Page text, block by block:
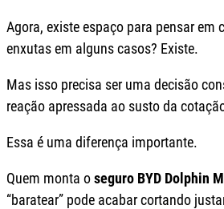
Agora, existe espaço para pensar em
enxutas em alguns casos? Existe.
Mas isso precisa ser uma decisão
reação apressada ao susto da
Essa é uma diferença importante.
Quem monta oseguro BYD Dolphin
“baratear” pode acabar cortando